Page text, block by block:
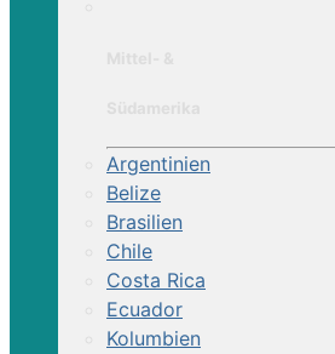
Argentinien
Belize
Brasilien
Chile
Costa Rica
Ecuador
Kolumbien